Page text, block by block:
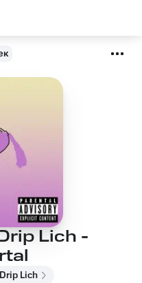
Lich -
Lich